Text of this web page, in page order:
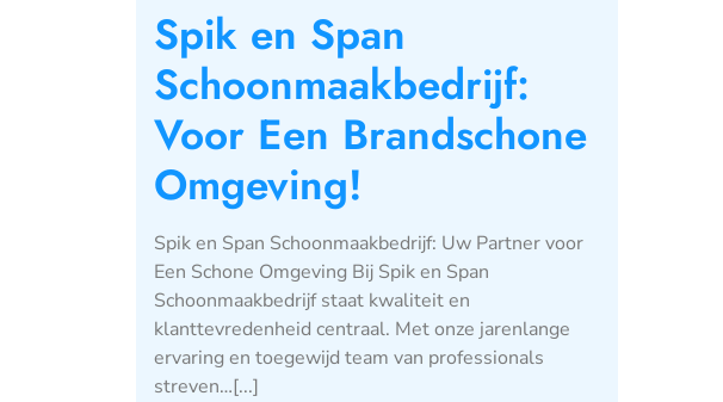
Spik en Span
Schoonmaakbedrijf:
Voor Een Brandschone
Omgeving!
Spik en Span Schoonmaakbedrijf: Uw Partner voor
Een Schone Omgeving Bij Spik en Span
Schoonmaakbedrijf staat kwaliteit en
klanttevredenheid centraal. Met onze jarenlange
ervaring en toegewijd team van professionals
streven…[...]